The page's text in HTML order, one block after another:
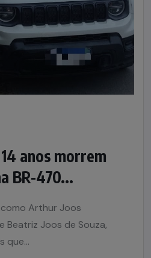
anos morrem
BR-470...
Arthur Joos
Beatriz Joos de Souza,
que...